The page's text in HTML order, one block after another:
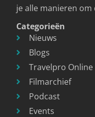
je alle manieren
Categorieën
Nieuws
Blogs
Travelpro Online
Filmarchief
Podcast
Events